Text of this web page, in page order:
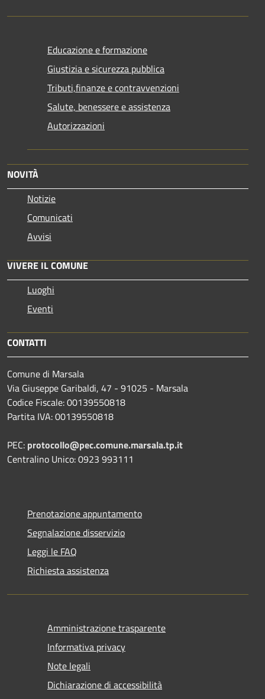
Educazione e formazione
Giustizia e sicurezza pubblica
Tributi,finanze e contravvenzioni
Salute, benessere e assistenza
Autorizzazioni
NOVITÀ
Notizie
Comunicati
Avvisi
VIVERE IL COMUNE
Luoghi
Eventi
CONTATTI
Comune di Marsala
Via Giuseppe Garibaldi, 47 - 91025 - Marsala
Codice Fiscale: 00139550818
Partita IVA: 00139550818
PEC: protocollo@pec.comune.marsala.tp.it
Centralino Unico: 0923 993111
Prenotazione appuntamento
Segnalazione disservizio
Leggi le FAQ
Richiesta assistenza
Amministrazione trasparente
Informativa privacy
Note legali
Dichiarazione di accessibilità